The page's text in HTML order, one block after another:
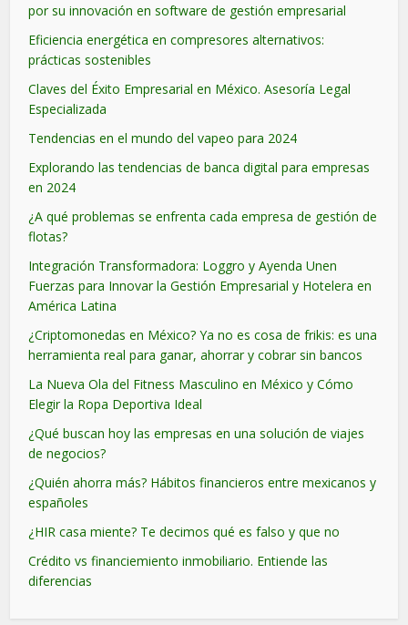
por su innovación en software de gestión empresarial
Eficiencia energética en compresores alternativos:
prácticas sostenibles
Claves del Éxito Empresarial en México. Asesoría Legal
Especializada
Tendencias en el mundo del vapeo para 2024
Explorando las tendencias de banca digital para empresas
en 2024
¿A qué problemas se enfrenta cada empresa de gestión de
flotas?
Integración Transformadora: Loggro y Ayenda Unen
Fuerzas para Innovar la Gestión Empresarial y Hotelera en
América Latina
¿Criptomonedas en México? Ya no es cosa de frikis: es una
herramienta real para ganar, ahorrar y cobrar sin bancos
La Nueva Ola del Fitness Masculino en México y Cómo
Elegir la Ropa Deportiva Ideal
¿Qué buscan hoy las empresas en una solución de viajes
de negocios?
¿Quién ahorra más? Hábitos financieros entre mexicanos y
españoles
¿HIR casa miente? Te decimos qué es falso y que no
Crédito vs financiemiento inmobiliario. Entiende las
diferencias